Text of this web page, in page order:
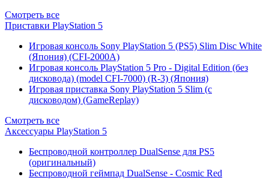
Смотреть все
Приставки PlayStation 5
Игровая консоль Sony PlayStation 5 (PS5) Slim Disc White
(Япония) (CFI-2000A)
Игровая консоль PlayStation 5 Pro - Digital Edition (без
дисковода) (model CFI-7000) (R-3) (Япония)
Игровая приставка Sony PlayStation 5 Slim (с
дисководом) (GameReplay)
Смотреть все
Аксессуары PlayStation 5
Беспроводной контроллер DualSense для PS5
(оригинальный)
Беспроводной геймпад DualSense - Cosmic Red